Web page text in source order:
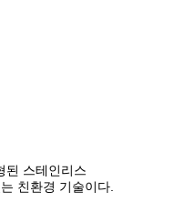
된 스테인리스
친환경 기술이다.